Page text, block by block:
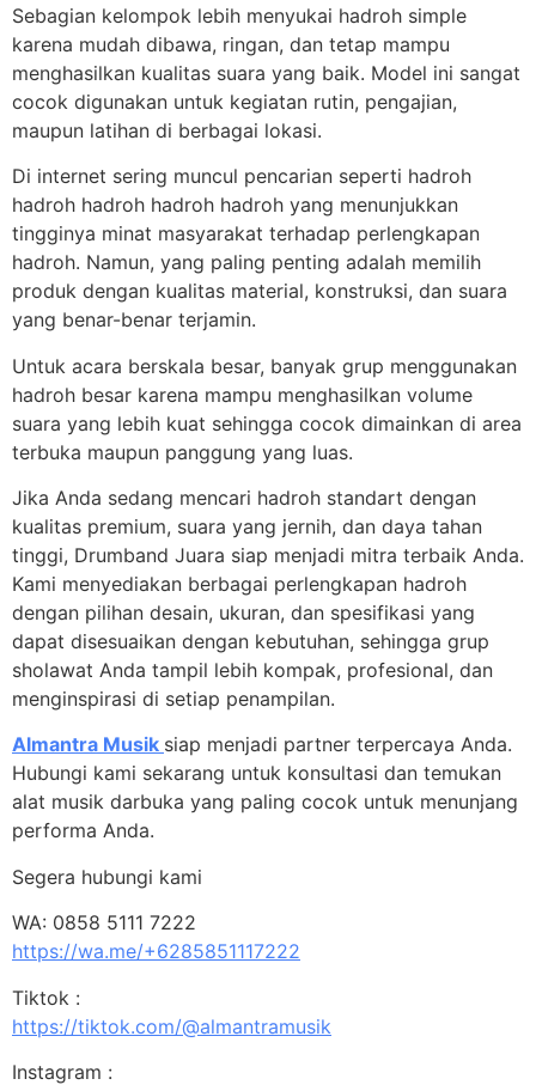
Sebagian kelompok lebih menyukai hadroh simple
karena mudah dibawa, ringan, dan tetap mampu
menghasilkan kualitas suara yang baik. Model ini sangat
cocok digunakan untuk kegiatan rutin, pengajian,
maupun latihan di berbagai lokasi.
Di internet sering muncul pencarian seperti hadroh
hadroh hadroh hadroh hadroh yang menunjukkan
tingginya minat masyarakat terhadap perlengkapan
hadroh. Namun, yang paling penting adalah memilih
produk dengan kualitas material, konstruksi, dan suara
yang benar-benar terjamin.
Untuk acara berskala besar, banyak grup menggunakan
hadroh besar karena mampu menghasilkan volume
suara yang lebih kuat sehingga cocok dimainkan di area
terbuka maupun panggung yang luas.
Jika Anda sedang mencari hadroh standart dengan
kualitas premium, suara yang jernih, dan daya tahan
tinggi, Drumband Juara siap menjadi mitra terbaik Anda.
Kami menyediakan berbagai perlengkapan hadroh
dengan pilihan desain, ukuran, dan spesifikasi yang
dapat disesuaikan dengan kebutuhan, sehingga grup
sholawat Anda tampil lebih kompak, profesional, dan
menginspirasi di setiap penampilan.
Almantra Musik siap menjadi partner terpercaya Anda.
Hubungi kami sekarang untuk konsultasi dan temukan
alat musik darbuka yang paling cocok untuk menunjang
performa Anda.
Segera hubungi kami
WA: 0858 5111 7222
https://wa.me/+6285851117222
Tiktok :
https://tiktok.com/@almantramusik
Instagram :